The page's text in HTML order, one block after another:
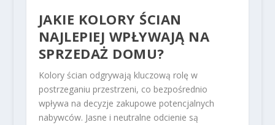
JAKIE KOLORY ŚCIAN
NAJLEPIEJ WPŁYWAJĄ NA
SPRZEDAŻ DOMU?
Kolory ścian odgrywają kluczową rolę w
postrzeganiu przestrzeni, co bezpośrednio
wpływa na decyzje zakupowe potencjalnych
nabywców. Jasne i neutralne odcienie są